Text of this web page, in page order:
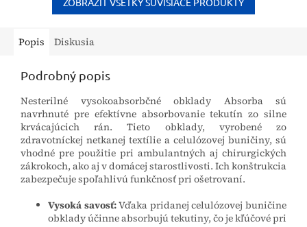
Popis Diskusia
Podrobný popis
Nesterilné vysokoabsorbčné obklady Absorba sú
navrhnuté pre efektívne absorbovanie tekutín zo silne
krvácajúcich rán. Tieto obklady, vyrobené zo
zdravotníckej netkanej textílie a celulózovej buničiny, sú
vhodné pre použitie pri ambulantných aj chirurgických
zákrokoch, ako aj v domácej starostlivosti. Ich konštrukcia
zabezpečuje spoľahlivú funkčnosť pri ošetrovaní.
Vysoká savosť:Vďaka pridanej celulózovej buničine
obklady účinne absorbujú tekutiny, čo je kľúčové pri